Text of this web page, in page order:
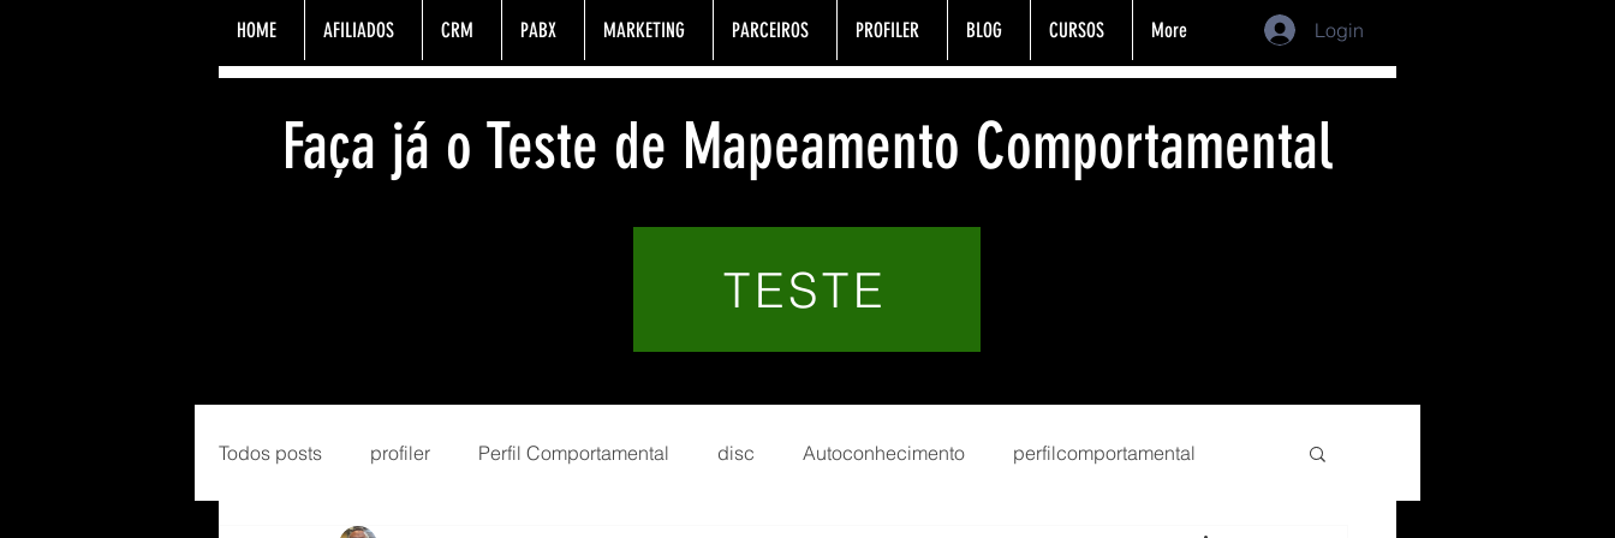
HOME AFILIADOS CRM PABX MARKETING PARCEIROS PROFILER BLOG CURSOS More Login
Faça já o Teste de Mapeamento Comportamental
TESTE
Todos posts profiler Perfil Comportamental disc Autoconhecimento perfilcomportamental